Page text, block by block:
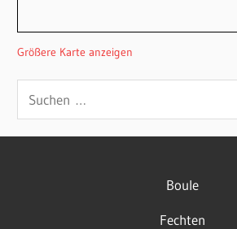
Größere Karte anzeigen
Suchen
nach:
Boule
Fechten